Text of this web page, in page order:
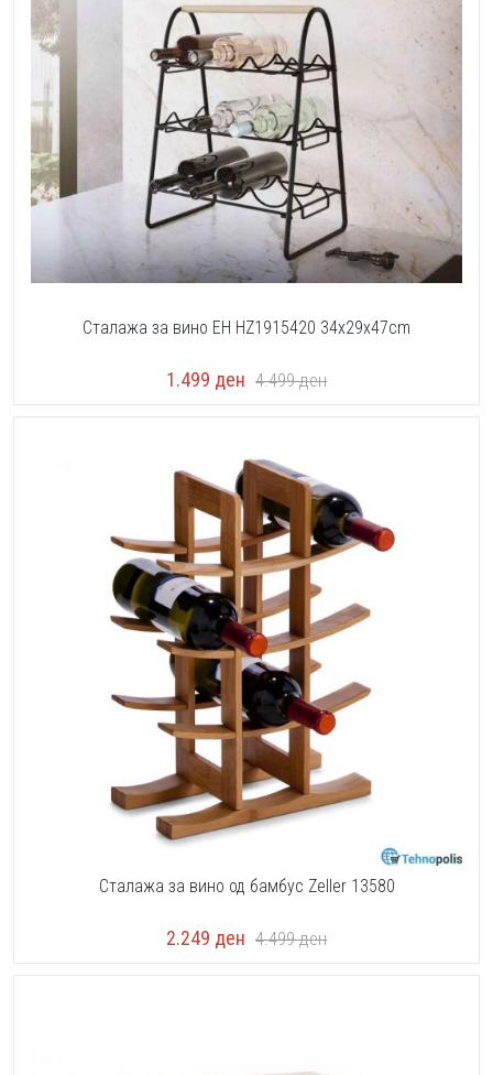
Сталажа за вино EH HZ1915420 34x29x47cm
1.499 ден 4.499ден
Сталажа за вино од бамбус Zeller 13580
2.249 ден 4.499ден